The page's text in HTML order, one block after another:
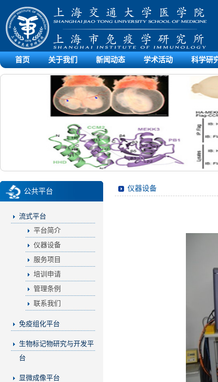
首页 关于我们 新闻动态 学术活动 科学研
公共平台
流式平台
平台简介
仪器设备
服务项目
培训申请
管理条例
联系我们
免疫组化平台
生物标记物研究与开发平
台
显微成像平台
仪器设备